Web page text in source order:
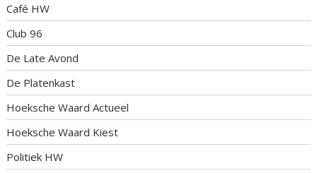
Café HW
Club 96
De Late Avond
De Platenkast
Hoeksche Waard Actueel
Hoeksche Waard Kiest
Politiek HW